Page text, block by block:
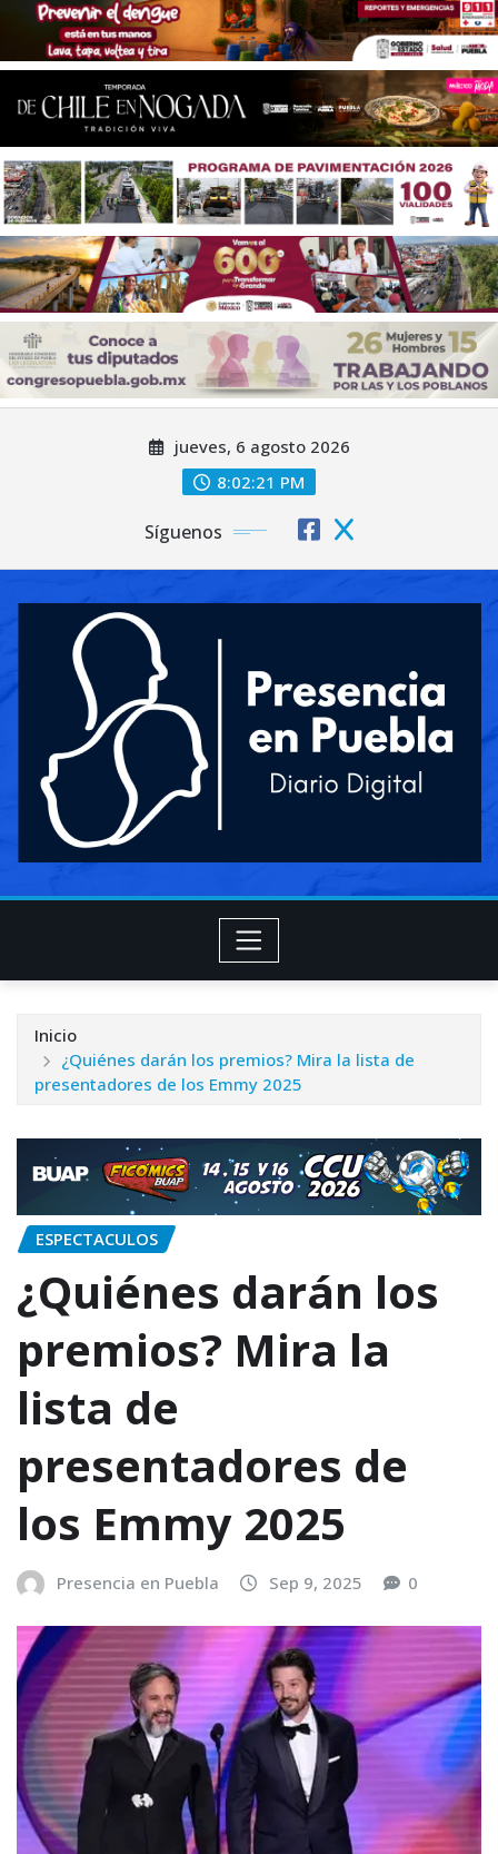
jueves, 6 agosto 2026
8:02:22 PM
Síguenos
Inicio
¿Quiénes darán los premios? Mira la lista de
presentadores de los Emmy 2025
ESPECTACULOS
¿Quiénes darán los
premios? Mira la
lista de
presentadores de
los Emmy 2025
Presencia en Puebla Sep 9, 2025 0